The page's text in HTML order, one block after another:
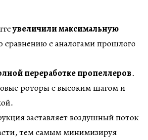
увеличили максимальную
сравнению с аналогами прошлого
переработке пропеллеров.
роторы с высоким шагом и
заставляет воздушный поток
тем самым минимизируя